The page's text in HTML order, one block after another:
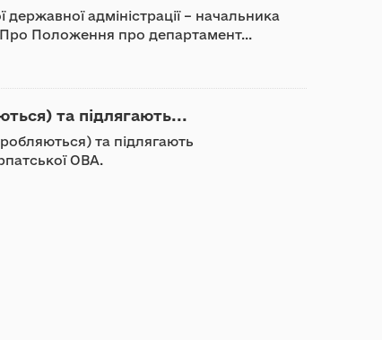
адміністрації – начальника
"Про Положення про департамент...
та підлягають...
та підлягають
ОВА.